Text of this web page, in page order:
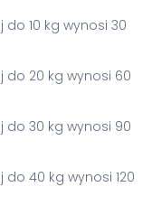
do 10 kg wynosi 30
do 20 kg wynosi 60
do 30 kg wynosi 90
do 40 kg wynosi 120